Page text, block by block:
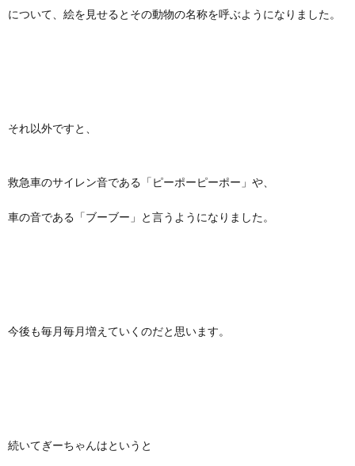
について、絵を見せるとその動物の名称を呼ぶようになりました。
それ以外ですと、
救急車のサイレン音である「ピーポーピーポー」や、
車の音である「ブーブー」と言うようになりました。
今後も毎月毎月増えていくのだと思います。
続いてぎーちゃんはというと